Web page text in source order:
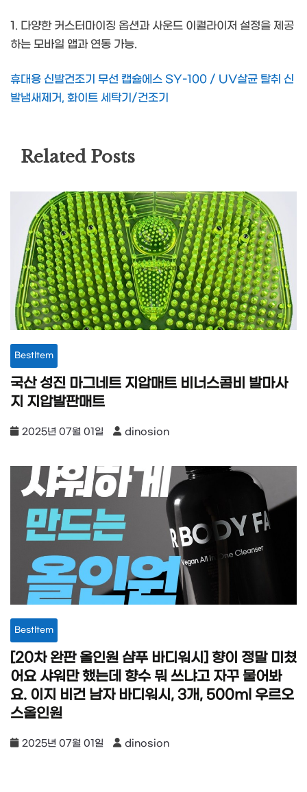
1. 다양한 커스터마이징 옵션과 사운드 이퀄라이저 설정을 제공
하는 모바일 앱과 연동 가능.
휴대용 신발건조기 무선 캡슐에스 SY-100 / UV살균 탈취 신
발냄새제거, 화이트 세탁기/건조기
Related Posts
BestItem
국산 성진 마그네트 지압매트 비너스콤비 발마사
지 지압발판매트
2025년 07월 01일 dinosion
BestItem
[20차 완판 올인원 샴푸 바디워시] 향이 정말 미쳤
어요 샤워만 했는데 향수 뭐 쓰냐고 자꾸 물어봐
요. 이지 비건 남자 바디워시, 3개, 500ml 우르오
스올인원
2025년 07월 01일 dinosion